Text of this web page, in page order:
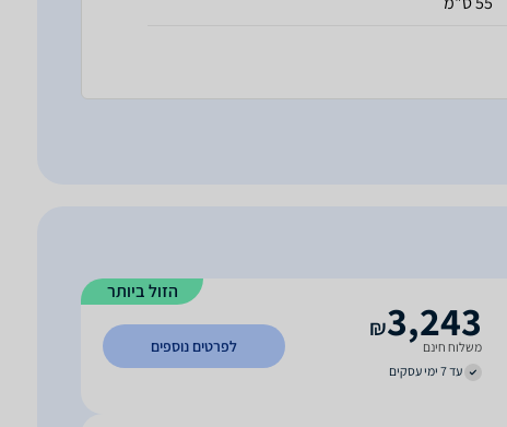
הזול ביותר
3,243
₪
משלוח חינם
עד 7 ימי עסקים
לפרטים נוספים